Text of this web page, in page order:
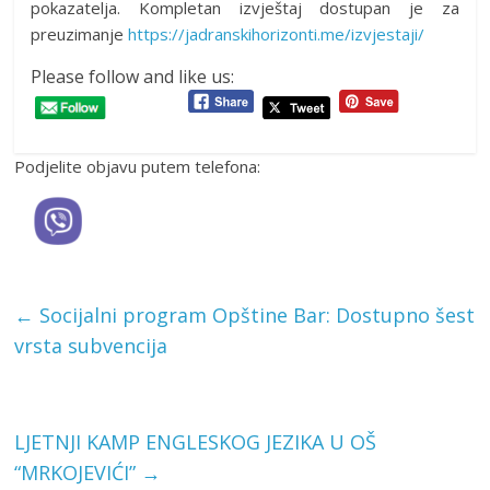
pokazatelja. Kompletan izvještaj dostupan je za
preuzimanjehttps://jadranskihorizonti.me/izvjestaji/
Please follow and like us:
Podjelite objavu putem telefona:
← Socijalni program Opštine Bar: Dostupno šest
vrsta subvencija
LJETNJI KAMP ENGLESKOG JEZIKA U OŠ
“MRKOJEVIĆI” →